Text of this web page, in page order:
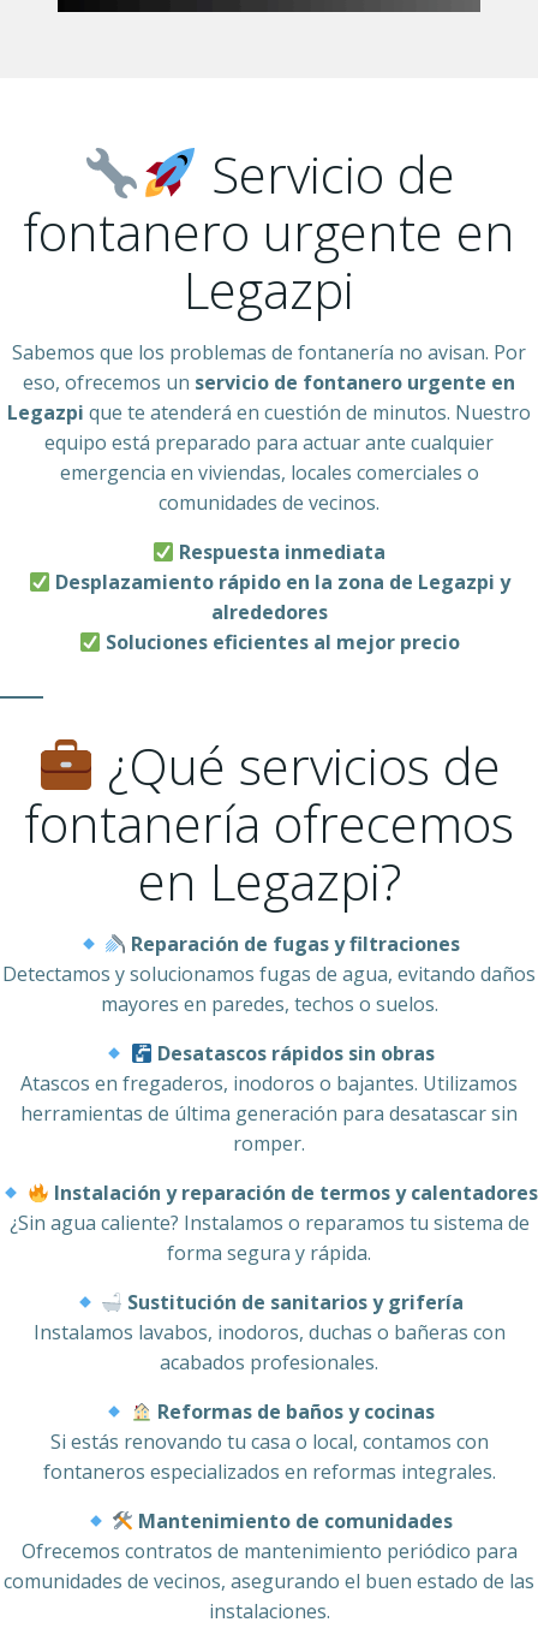
Servicio de
fontanero urgente en
Legazpi
Sabemos que los problemas de fontanería no avisan. Por
eso, ofrecemos un servicio de fontanero urgente en
Legazpi que te atenderá en cuestión de minutos. Nuestro
equipo está preparado para actuar ante cualquier
emergencia en viviendas, locales comerciales o
comunidades de vecinos.
Respuesta inmediata
Desplazamiento rápido en la zona de Legazpi y
alrededores
Soluciones eficientes al mejor precio
¿Qué servicios de
fontanería ofrecemos
en Legazpi?
Reparación de fugas y filtraciones
Detectamos y solucionamos fugas de agua, evitando daños
mayores en paredes, techos o suelos.
Desatascos rápidos sin obras
Atascos en fregaderos, inodoros o bajantes. Utilizamos
herramientas de última generación para desatascar sin
romper.
Instalación y reparación de termos y calentadores
¿Sin agua caliente? Instalamos o reparamos tu sistema de
forma segura y rápida.
Sustitución de sanitarios y grifería
Instalamos lavabos, inodoros, duchas o bañeras con
acabados profesionales.
Reformas de baños y cocinas
Si estás renovando tu casa o local, contamos con
fontaneros especializados en reformas integrales.
Mantenimiento de comunidades
Ofrecemos contratos de mantenimiento periódico para
comunidades de vecinos, asegurando el buen estado de las
instalaciones.